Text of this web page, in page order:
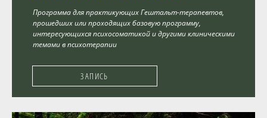
Программа для практикующих Гештальт-терапевтов,
прошедших или проходящих базовую программу,
интересующихся психосоматикой и другими клиническими
темами в психотерапии
ЗАПИСЬ